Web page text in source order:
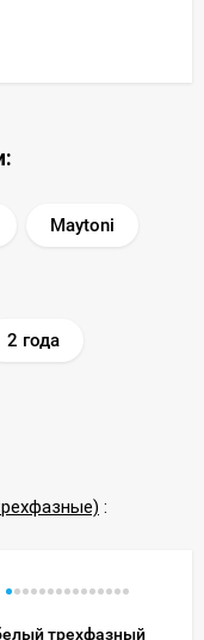
Maytoni
2 года
:
трехфазный